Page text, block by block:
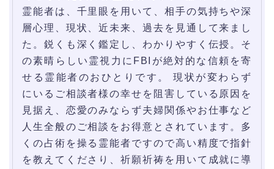
霊能者は、千里眼を用いて、相手の気持ちや深
層心理、現状、近未来、過去を見通して来まし
た。鋭くも深く鑑定し、わかりやすく伝授。そ
の素晴らしい霊視力にFBIが絶対的な信頼を寄
せる霊能者のおひとりです。 現状が変わらず
にいるご相談者様の幸せを阻害している原因を
見据え、恋愛のみならず夫婦関係やお仕事など
人生全般のご相談をお得意とされています。多
くの占術を操る霊能者ですので高い精度で指針
を教えてくださり、祈願祈祷を用いて成就に導